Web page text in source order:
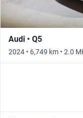
Audi • Q5
2024 • 6,749 km • 2.0